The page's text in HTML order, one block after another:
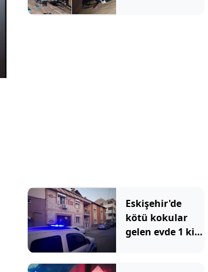
Eskişehir'de
kötü kokular
gelen evde 1 kişi